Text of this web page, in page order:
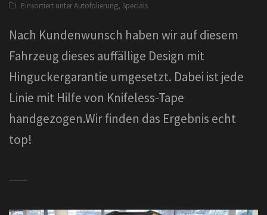
Einsortiert unterAutofolierung, Specials
Nach Kundenwunsch haben wir auf diesem
Fahrzeug dieses auffällige Design mit
Hinguckergarantie umgesetzt. Dabei ist jede
Linie mit Hilfe von Knifeless-Tape
handgezogen.Wir finden das Ergebnis echt
top!